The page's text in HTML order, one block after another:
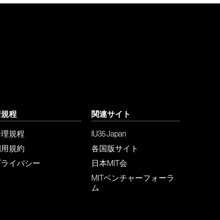
程
規程
規約
イバシー
関連サイト
IU35 Japan
各国版サイト
日本MIT会
MITベンチャーフォーラ
ム